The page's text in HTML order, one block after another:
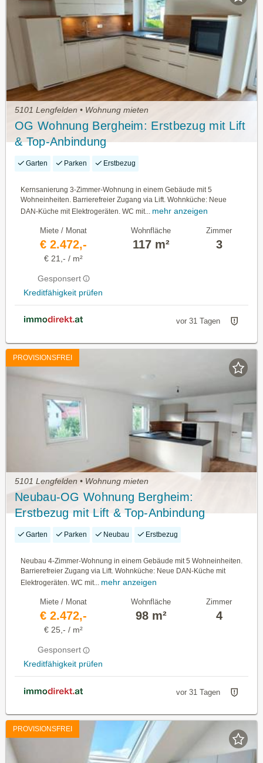
5101 Lengfelden • Wohnung mieten
OG Wohnung Bergheim: Erstbezug mit Lift
& Top-Anbindung
Garten Parken Erstbezug
Kernsanierung 3-Zimmer-Wohnung in einem Gebäude mit 5
Wohneinheiten. Barrierefreier Zugang via Lift. Wohnküche: Neue
DAN-Küche mit Elektrogeräten. WC mit... mehr anzeigen
Miete / Monat
€ 2.472,-
€ 21,- / m²
Gesponsert
Kreditfähigkeit prüfen
Wohnfläche
117 m²
Zimmer
3
vor 31 Tagen
PROVISIONSFREI
5101 Lengfelden • Wohnung mieten
Neubau-OG Wohnung Bergheim:
Erstbezug mit Lift & Top-Anbindung
Garten Parken Neubau Erstbezug
Neubau 4-Zimmer-Wohnung in einem Gebäude mit 5 Wohneinheiten.
Barrierefreier Zugang via Lift. Wohnküche: Neue DAN-Küche mit
Elektrogeräten. WC mit... mehr anzeigen
Miete / Monat
€ 2.472,-
€ 25,- / m²
Gesponsert
Kreditfähigkeit prüfen
Wohnfläche
98 m²
Zimmer
4
vor 31 Tagen
PROVISIONSFREI